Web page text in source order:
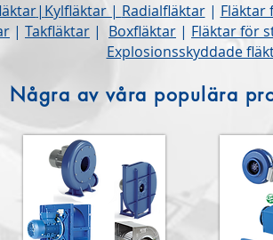
| Kylfläktar | Radialfläktar|
| Takfläktar | Boxfläktar | Fläktar för
Explosionsskyddade
Några av våra populära